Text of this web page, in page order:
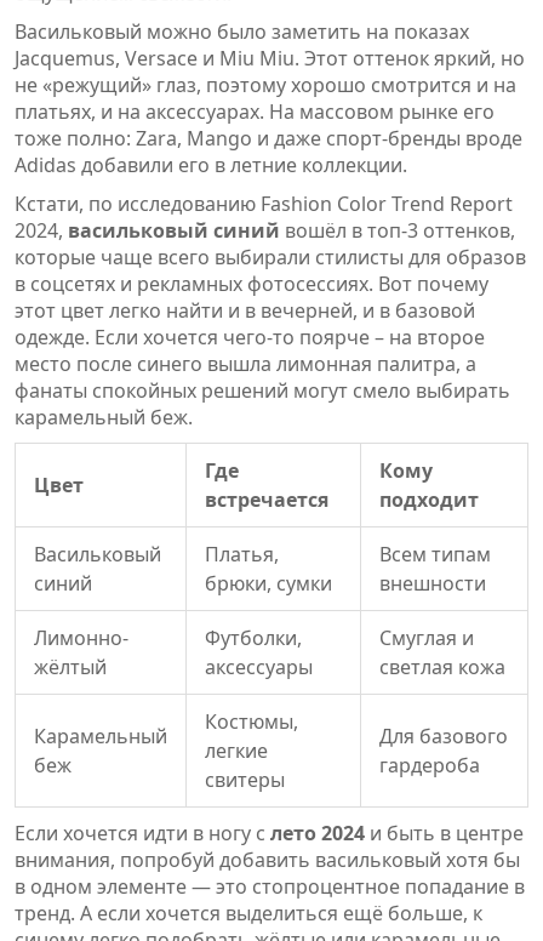
Васильковый можно было заметить на показах
Jacquemus, Versace и Miu Miu. Этот оттенок яркий, но
не «режущий» глаз, поэтому хорошо смотрится и на
платьях, и на аксессуарах. На массовом рынке его
тоже полно: Zara, Mango и даже спорт-бренды вроде
Adidas добавили его в летние коллекции.
Кстати, по исследованию Fashion Color Trend Report
2024, васильковый синий вошёл в топ-3 оттенков,
которые чаще всего выбирали стилисты для образов
в соцсетях и рекламных фотосессиях. Вот почему
этот цвет легко найти и в вечерней, и в базовой
одежде. Если хочется чего-то поярче – на второе
место после синего вышла лимонная палитра, а
фанаты спокойных решений могут смело выбирать
карамельный беж.
Цвет
Где
встречается
Кому
подходит
Васильковый
синий
Платья,
брюки, сумки
Всем типам
внешности
Лимонно-
жёлтый
Футболки,
аксессуары
Смуглая и
светлая кожа
Карамельный
беж
Костюмы,
легкие
свитеры
Для базового
гардероба
Если хочется идти в ногу с лето 2024 и быть в центре
внимания, попробуй добавить васильковый хотя бы
в одном элементе — это стопроцентное попадание в
тренд. А если хочется выделиться ещё больше, к